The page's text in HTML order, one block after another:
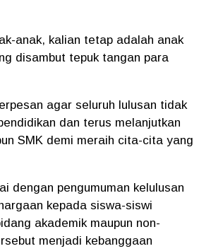
anak, kalian tetap adalah anak
disambut tepuk tangan para
agar seluruh lulusan tidak
dan terus melanjutkan
SMK demi meraih cita-cita yang
dengan pengumuman kelulusan
kepada siswa-siswi
akademik maupun non-
menjadi kebanggaan